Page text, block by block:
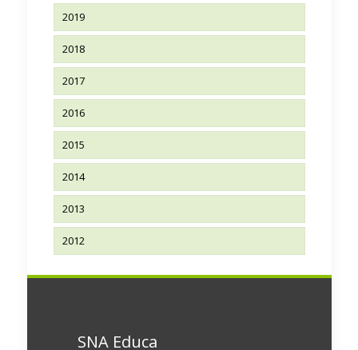
2019
2018
2017
2016
2015
2014
2013
2012
SNA Educa